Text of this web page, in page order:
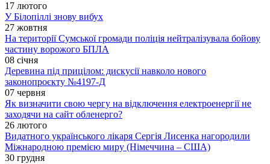
17 лютого
У Білопіллі знову вибух
27 жовтня
На території Сумської громади поліція нейтралізувала бойову
частину ворожого БПЛА
08 січня
Деревина під прицілом: дискусії навколо нового
законопроєкту №4197-Д
07 червня
Як визначити свою чергу на відключення електроенергії не
заходячи на сайт обленерго?
26 лютого
Видатного українського лікаря Сергія Лисенка нагородили
Міжнародною премією миру (Німеччина – США)
30 грудня